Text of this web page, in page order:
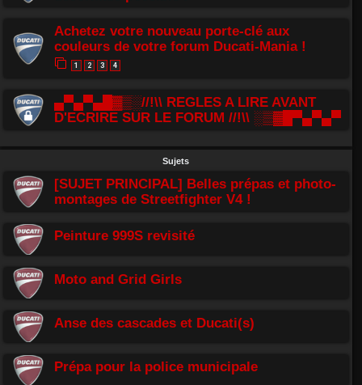
Achetez votre nouveau porte-clé aux
couleurs de votre forum Ducati-Mania !
1 2 3 4
▄▀▄▀▄█▓▒░//!\\ REGLES A LIRE AVANT
D'ECRIRE SUR LE FORUM //!\\ ░▒▓█▀▄▀▄▀
Sujets
[SUJET PRINCIPAL] Belles prépas et photo-
montages de Streetfighter V4 !
Peinture 999S revisité
Moto and Grid Girls
Anse des cascades et Ducati(s)
Prépa pour la police municipale